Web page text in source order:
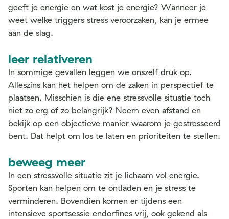
geeft je energie en wat kost je energie? Wanneer je
weet welke triggers stress veroorzaken, kan je ermee
aan de slag.
leer relativeren
In sommige gevallen leggen we onszelf druk op.
Alleszins kan het helpen om de zaken in perspectief te
plaatsen. Misschien is die ene stressvolle situatie toch
niet zo erg of zo belangrijk? Neem even afstand en
bekijk op een objectieve manier waarom je gestresseerd
bent. Dat helpt om los te laten en prioriteiten te stellen.
beweeg meer
In een stressvolle situatie zit je lichaam vol energie.
Sporten kan helpen om te ontladen en je stress te
verminderen. Bovendien komen er tijdens een
intensieve sportsessie endorfines vrij, ook gekend als